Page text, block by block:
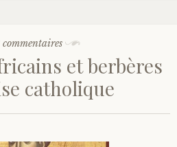
commentaires
et berbères
catholique